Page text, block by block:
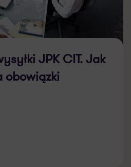
JPK CIT. Jak
obowiązki